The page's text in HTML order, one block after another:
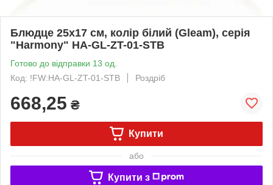
Блюдце 25х17 см, колір білий (Gleam), серія
"Harmony" HA-GL-ZT-01-STB
Готово до відправки 13 од.
Код: !FW:HA-GL-ZT-01-STB
Роздріб
668,25 ₴
Купити
або
Купити з